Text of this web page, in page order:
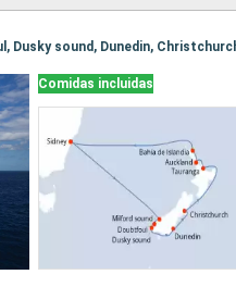
Comidas incluidas